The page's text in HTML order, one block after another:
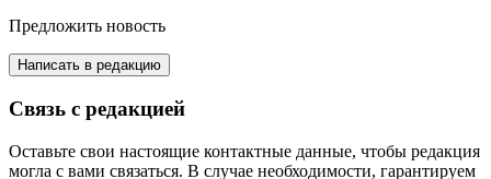
Предложить новость
Написать в редакцию
Связь с редакцией
Оставьте свои настоящие контактные данные, чтобы редакция
могла с вами связаться. В случае необходимости, гарантируем